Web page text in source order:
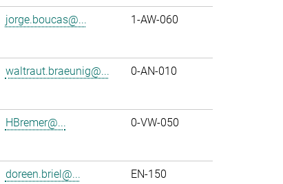
jorge.boucas@... 1-AW-060
waltraut.braeunig@... 0-AN-010
HBremer@... 0-VW-050
doreen.briel@... EN-150